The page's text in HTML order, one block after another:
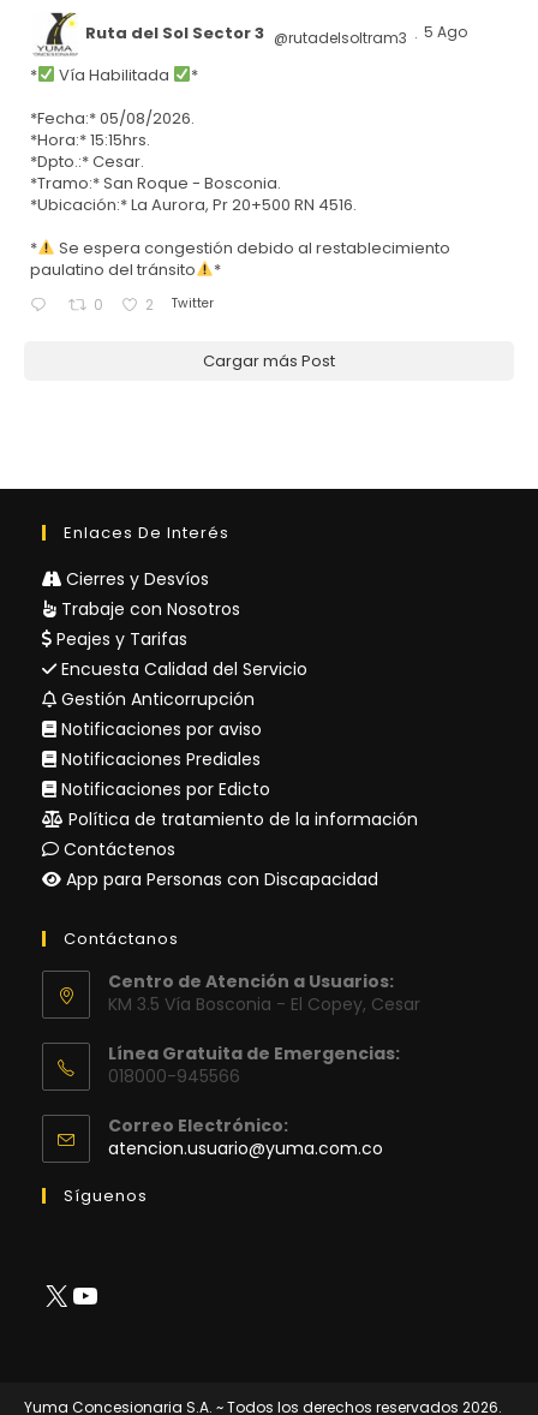
Ruta del Sol Sector 3 @rutadelsoltram3 · 5 Ago
* Vía Habilitada
*
*Fecha:* 05/08/2026.
*Hora:* 15:15hrs.
*Dpto.:* Cesar.
*Tramo:* San Roque - Bosconia.
*Ubicación:* La Aurora, Pr 20+500 RN 4516.
*
Se espera congestión debido al restablecimiento
paulatino del tránsito
*
0 2 Twitter
Cargar más Post
Enlaces De Interés
Cierres y Desvíos
Trabaje con Nosotros
Peajes y Tarifas
Encuesta Calidad del Servicio
Gestión Anticorrupción
Notificaciones por aviso
Notificaciones Prediales
Notificaciones por Edicto
Política de tratamiento de la información
Contáctenos
App para Personas con Discapacidad
Contáctanos
Centro de Atención a Usuarios:
KM 3.5 Vía Bosconia - El Copey, Cesar
Línea Gratuita de Emergencias:
018000-945566
Correo Electrónico:
atencion.usuario@yuma.com.co
Síguenos
X YouTube
Yuma Concesionaria S.A. ~ Todos los derechos reservados 2026.